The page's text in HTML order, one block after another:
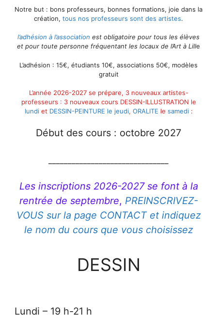
Notre but : bons professeurs, bonnes formations, joie dans la
création, tous nos professeurs sont des artistes.
l’adhésion à l’association est obligatoire pour tous les élèves
et pour toute personne fréquentant les locaux de l’Art à Lille
L’adhésion : 15€, étudiants 10€, associations 50€, modèles
gratuit
L’année 2026-2027 se prépare, 3 nouveaux artistes-
professeurs : 3 nouveaux cours DESSIN-ILLUSTRATION le
lundiet DESSIN-PEINTURE le jeudi, ORALITE le samedi:
Début des cours : octobre 2027
Les inscriptions 2026-2027 se font à la
rentrée de septembre, PREINSCRIVEZ-
VOUS sur la page CONTACT et indiquez
le nom du cours que vous choisissez
DESSIN
Lundi – 19 h-21 h